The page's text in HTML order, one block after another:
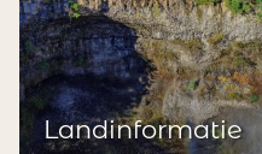
Landinformatie